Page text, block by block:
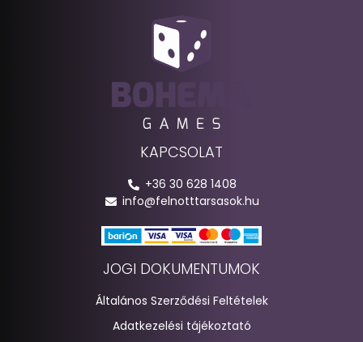
KAPCSOLAT
+36 30 628 1408
info@felnotttarsasok.hu
JOGI DOKUMENTUMOK
Általános Szerződési Feltételek
Adatkezelési tájékoztató